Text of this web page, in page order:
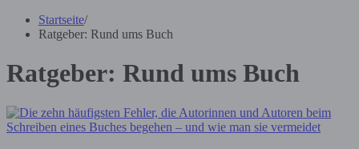
Startseite/
Ratgeber: Rund ums Buch
Ratgeber: Rund ums Buch